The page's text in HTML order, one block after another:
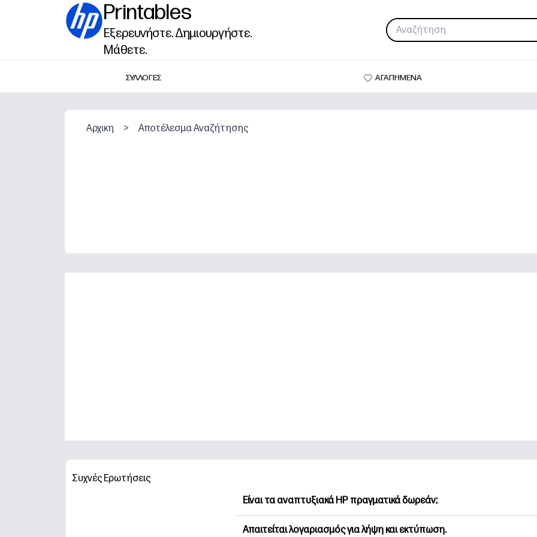
Printables
Εξερευνήστε. Δημιουργήστε.
Μάθετε.
ΣΥΛΛΟΓΕΣ ΑΓΑΠΗΜΕΝΑ
Αρχικη > Αποτέλεσμα Αναζήτησης
Συχνές Ερωτήσεις
Είναι τα αναπτυξιακά HP πραγματικά δωρεάν;
Η HP Printables προσφέρει 2,500+ δωρεάν εκτυπώσιμα για λήψη και
Απαιτείται λογαριασμός για λήψη και εκτύπωση.